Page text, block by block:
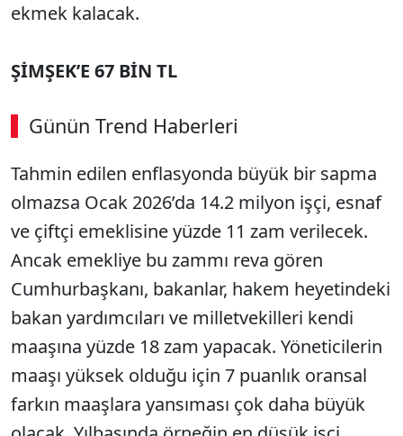
ekmek kalacak.
ŞİMŞEK’E 67 BİN TL
Günün Trend Haberleri
00:02 / 08:43
Sesi Aç
Tahmin edilen enflasyonda büyük bir sapma
olmazsa Ocak 2026’da 14.2 milyon işçi, esnaf
ve çiftçi emeklisine yüzde 11 zam verilecek.
Ancak emekliye bu zammı reva gören
Cumhurbaşkanı, bakanlar, hakem heyetindeki
bakan yardımcıları ve milletvekilleri kendi
maaşına yüzde 18 zam yapacak. Yöneticilerin
maaşı yüksek olduğu için 7 puanlık oransal
farkın maaşlara yansıması çok daha büyük